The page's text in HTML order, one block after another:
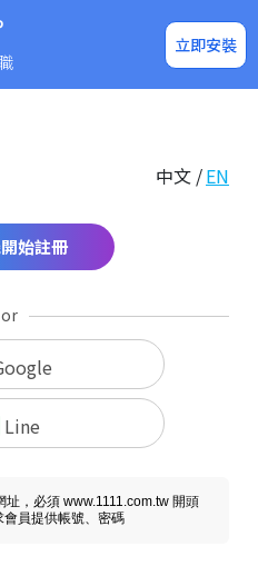
立即安裝
企業求才
中文 /EN
始註冊
or
Line
，必須 www.1111.com.tw 開頭
員提供帳號、密碼